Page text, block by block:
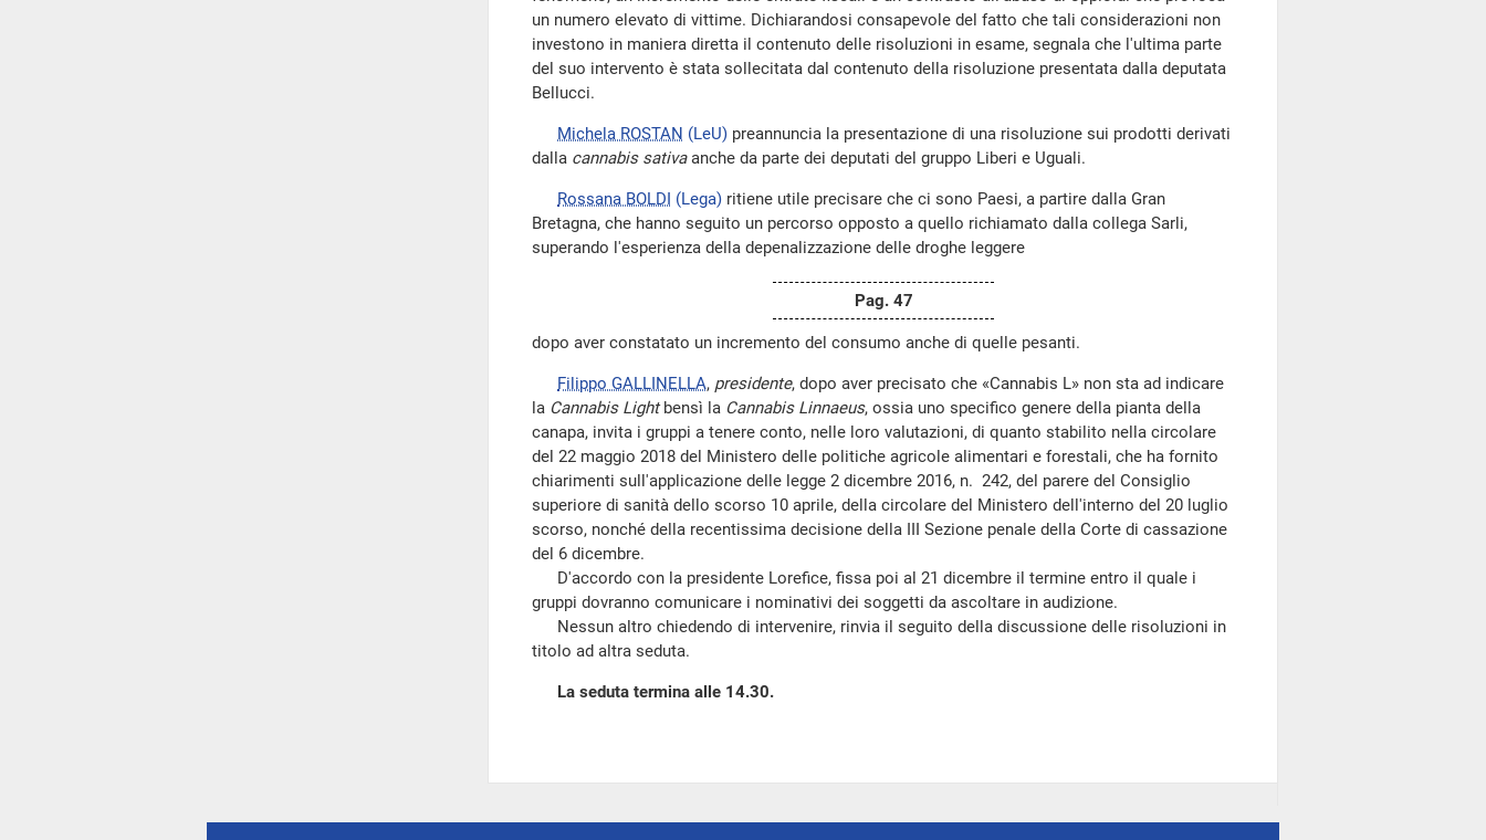
un numero elevato di vittime. Dichiarandosi consapevole del fatto che tali considerazioni non
investono in maniera diretta il contenuto delle risoluzioni in esame, segnala che l'ultima parte
del suo intervento è stata sollecitata dal contenuto della risoluzione presentata dalla deputata
Bellucci.
Michela ROSTAN (LeU) preannuncia la presentazione di una risoluzione sui prodotti derivati
dalla cannabis sativaanche da parte dei deputati del gruppo Liberi e Uguali.
Rossana BOLDI (Lega) ritiene utile precisare che ci sono Paesi, a partire dalla Gran
Bretagna, che hanno seguito un percorso opposto a quello richiamato dalla collega Sarli,
superando l'esperienza della depenalizzazione delle droghe leggere
Pag. 47
dopo aver constatato un incremento del consumo anche di quelle pesanti.
Filippo GALLINELLA, presidente, dopo aver precisato che «Cannabis L» non sta ad indicare
la Cannabis Lightbensì la Cannabis Linnaeus, ossia uno specifico genere della pianta della
canapa, invita i gruppi a tenere conto, nelle loro valutazioni, di quanto stabilito nella circolare
del 22 maggio 2018 del Ministero delle politiche agricole alimentari e forestali, che ha fornito
chiarimenti sull'applicazione delle legge 2 dicembre 2016, n. 242, del parere del Consiglio
superiore di sanità dello scorso 10 aprile, della circolare del Ministero dell'interno del 20 luglio
scorso, nonché della recentissima decisione della III Sezione penale della Corte di cassazione
del 6 dicembre.
D'accordo con la presidente Lorefice, fissa poi al 21 dicembre il termine entro il quale i
gruppi dovranno comunicare i nominativi dei soggetti da ascoltare in audizione.
Nessun altro chiedendo di intervenire, rinvia il seguito della discussione delle risoluzioni in
titolo ad altra seduta.
La seduta termina alle 14.30.